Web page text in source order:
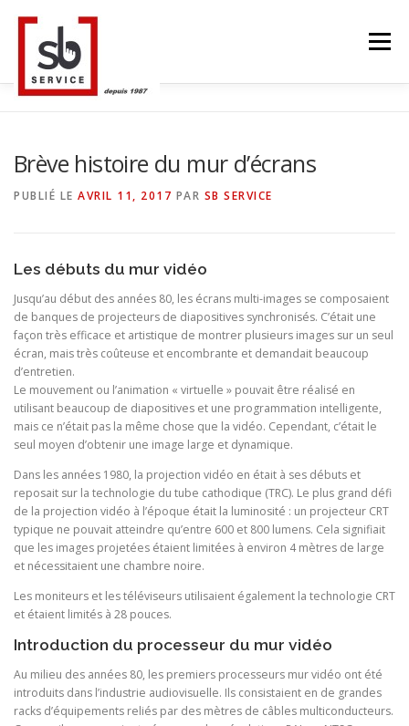
contenu
Menu
BLOG LANGUE
Brève histoire du mur d’écrans
PUBLIÉ LE AVRIL 11, 2017 PAR SB SERVICE
Les débuts du mur vidéo
Jusqu’au début des années 80, les écrans multi-images se composaient
de banques de projecteurs de diapositives synchronisés. C’était une
façon très efficace et artistique de montrer plusieurs images sur un seul
écran, mais très coûteuse et encombrante et demandait beaucoup
d’entretien.
Le mouvement ou l’animation « virtuelle » pouvait être réalisé en
utilisant beaucoup de diapositives et une programmation intelligente,
mais ce n’était pas la même chose que la vidéo. Cependant, c’était le
seul moyen d’obtenir une image large et dynamique.
Dans les années 1980, la projection vidéo en était à ses débuts et
reposait sur la technologie du tube cathodique (TRC). Le plus grand défi
de la projection vidéo à l’époque était la luminosité : un projecteur CRT
typique ne pouvait atteindre qu’entre 600 et 800 lumens. Cela signifiait
que les images projetées étaient limitées à environ 4 mètres de large
et nécessitaient une chambre noire.
Les moniteurs et les téléviseurs utilisaient également la technologie CRT
et étaient limités à 28 pouces.
Introduction du processeur du mur vidéo
Au milieu des années 80, les premiers processeurs mur vidéo ont été
introduits dans l’industrie audiovisuelle. Ils consistaient en de grandes
racks d’équipements reliés par des mètres de câbles multiconducteurs.